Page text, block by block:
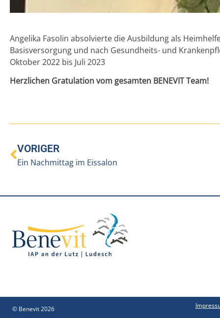
Angelika Fasolin absolvierte die Ausbildung als
Basisversorgung und nach Gesundheits- und
Oktober 2022 bis Juli 2023
Herzlichen Gratulation vom gesamten BENEVIT Team!
VORIGER
Ein Nachmittag im Eissalon
© Benevit 2026